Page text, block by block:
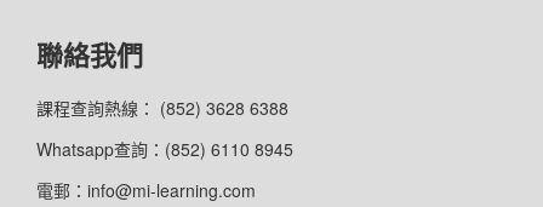
聯絡我們
課程查詢熱線： (852) 3628 6388
Whatsapp查詢：(852) 6110 8945
電郵：info@mi-learning.com